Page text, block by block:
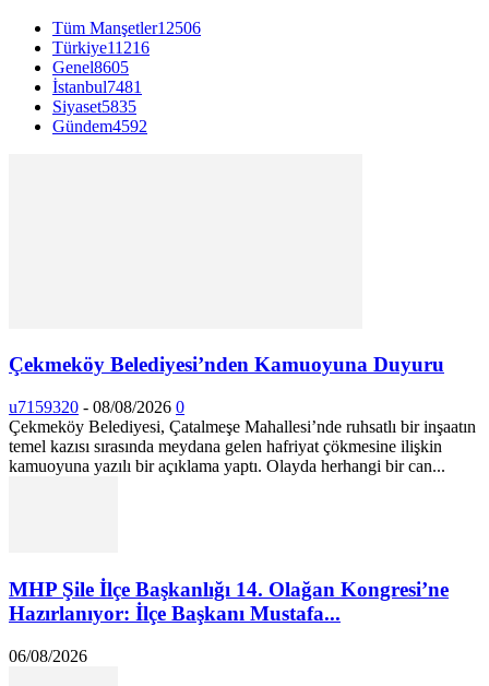
Tüm Manşetler12506
Türkiye11216
Genel8605
İstanbul7481
Siyaset5835
Gündem4592
Çekmeköy Belediyesi’nden Kamuoyuna Duyuru
u7159320 - 08/08/2026 0
Çekmeköy Belediyesi, Çatalmeşe Mahallesi’nde ruhsatlı bir inşaatın
temel kazısı sırasında meydana gelen hafriyat çökmesine ilişkin
kamuoyuna yazılı bir açıklama yaptı. Olayda herhangi bir can...
MHP Şile İlçe Başkanlığı 14. Olağan Kongresi’ne
Hazırlanıyor: İlçe Başkanı Mustafa...
06/08/2026